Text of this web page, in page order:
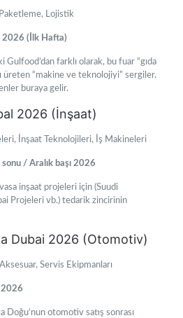
Lojistik
2026 (İlk Hafta)
Gulfood’dan farklı olarak, bu fuar “gıda
üreten “makine ve teknolojiyi” sergiler.
buraya gelir.
2026 (İnşaat)
İnşaat Teknolojileri, İş Makineleri
sonu / Aralık başı 2026
inşaat projeleri için (Suudi
Projeleri vb.) tedarik zincirinin
Dubai 2026 (Otomotiv)
Servis Ekipmanları
2026
otomotiv satış sonrası